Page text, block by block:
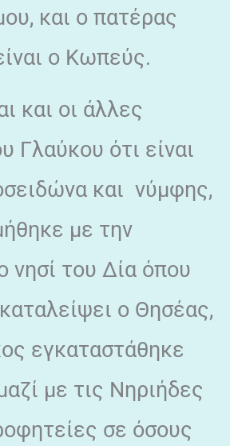
και ο πατέρας
ο Κωπεύς.
και οι άλλες
Γλαύκου ότι είναι
και νύμφης,
με την
νησί του Δία όπου
ο Θησέας,
εγκαταστάθηκε
με τις Νηριήδες
σε όσους